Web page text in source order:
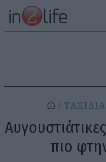
ΤΑΞΙΔΙΑ
πιο